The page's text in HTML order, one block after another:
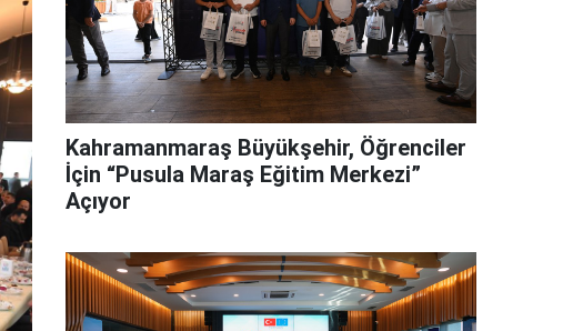
Kahramanmaraş Büyükşehir, Öğrenciler
İçin “Pusula Maraş Eğitim Merkezi”
Açıyor